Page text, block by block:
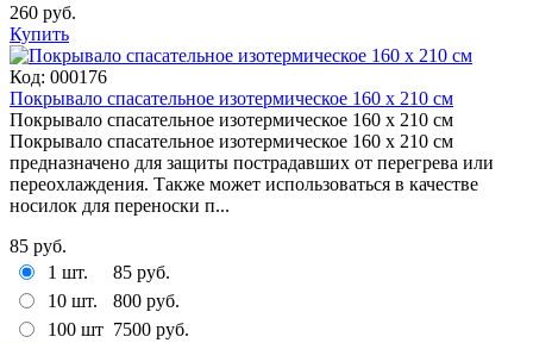
260 руб.
Купить
Код: 000176
Покрывало спасательное изотермическое 160 х 210 см
Покрывало спасательное изотермическое 160 х 210 см
Покрывало спасательное изотермическое 160 х 210 см
предназначено для защиты пострадавших от перегрева или
переохлаждения. Также может использоваться в качестве
носилок для переноски п...
85 руб.
1 шт.
85 руб.
10 шт.
800 руб.
100 шт 7500 руб.